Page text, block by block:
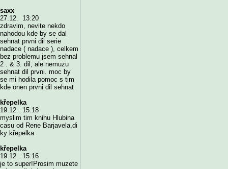
saxx
27.12. 13:20
zdravim, nevite nekdo
nahodou kde by se dal
sehnat prvni dil serie
nadace ( nadace ), celkem
bez problemu jsem sehnal
2 . & 3. dil, ale nemuzu
sehnat dil prvni. moc by
se mi hodila pomoc s tim
kde onen prvni dil sehnat
křepelka
19.12. 15:18
myslim tim knihu Hlubina
casu od Rene Barjavela,di
ky křepelka
křepelka
19.12. 15:16
je to super!Prosim muzete